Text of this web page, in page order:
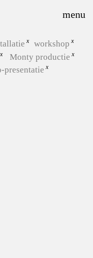
workshop
Monty productie
presentatie